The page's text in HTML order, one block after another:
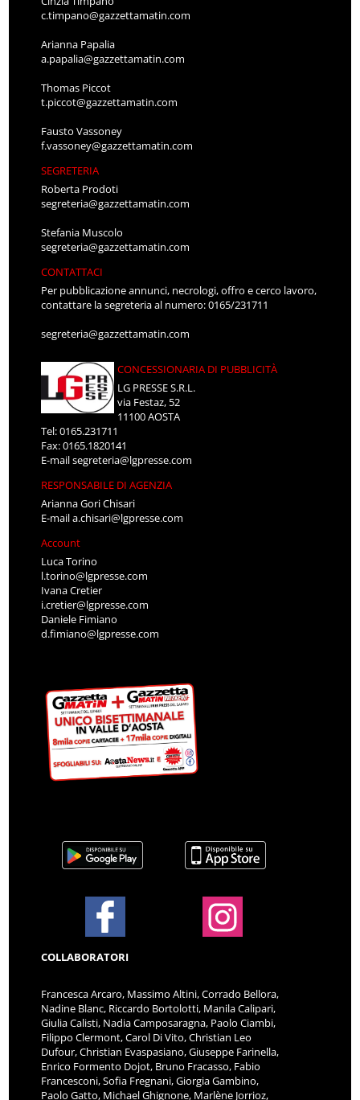
c.timpano@gazzettamatin.com
Arianna Papalia
a.papalia@gazzettamatin.com
Thomas Piccot
t.piccot@gazzettamatin.com
Fausto Vassoney
f.vassoney@gazzettamatin.com
SEGRETERIA
Roberta Prodoti
segreteria@gazzettamatin.com
Stefania Muscolo
segreteria@gazzettamatin.com
CONTATTACI
Per pubblicazione annunci, necrologi, offro e cerco lavoro,
contattare la segreteria al numero: 0165/231711
segreteria@gazzettamatin.com
CONCESSIONARIA DI PUBBLICITÀ
LG PRESSE S.R.L.
via Festaz, 52
11100 AOSTA
Tel: 0165.231711
Fax: 0165.1820141
E-mailsegreteria@lgpresse.com
RESPONSABILE DI AGENZIA
Arianna Gori Chisari
E-maila.chisari@lgpresse.com
Account
Luca Torino
l.torino@lgpresse.com
Ivana Cretier
i.cretier@lgpresse.com
Daniele Fimiano
d.fimiano@lgpresse.com
COLLABORATORI
Francesca Arcaro, Massimo Altini, Corrado Bellora,
Nadine Blanc, Riccardo Bortolotti, Manila Calipari,
Giulia Calisti, Nadia Camposaragna, Paolo Ciambi,
Filippo Clermont, Carol Di Vito, Christian Leo
Dufour, Christian Evaspasiano, Giuseppe Farinella,
Enrico Formento Dojot, Bruno Fracasso, Fabio
Francesconi, Sofia Fregnani, Giorgia Gambino,
Paolo Gatto, Michael Ghignone, Marlène Jorrioz,